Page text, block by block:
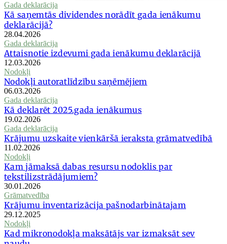
Gada deklarācija
Kā saņemtās dividendes norādīt gada ienākumu
deklarācijā?
28.04.2026
Gada deklarācija
Attaisnotie izdevumi gada ienākumu deklarācijā
12.03.2026
Nodokļi
Nodokļi autoratlīdzību saņēmējiem
06.03.2026
Gada deklarācija
Kā deklarēt 2025.gada ienākumus
19.02.2026
Gada deklarācija
Krājumu uzskaite vienkāršā ieraksta grāmatvedībā
11.02.2026
Nodokļi
Kam jāmaksā dabas resursu nodoklis par
tekstilizstrādājumiem?
30.01.2026
Grāmatvedība
Krājumu inventarizācija pašnodarbinātajam
29.12.2025
Nodokļi
Kad mikronodokļa maksātājs var izmaksāt sev